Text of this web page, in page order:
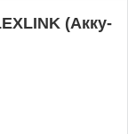
(Акку-